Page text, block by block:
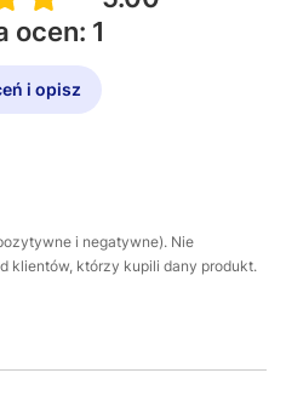
ocen: 1
i opisz
i negatywne). Nie
klientów, którzy kupili dany produkt.